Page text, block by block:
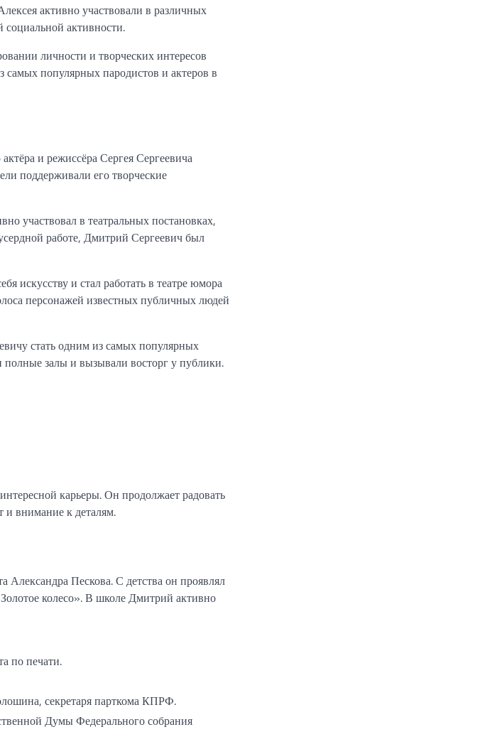
активно участвовали в различных
социальной активности.
личности и творческих интересов
популярных пародистов и актеров в
и режиссёра Сергея Сергеевича
поддерживали его творческие
участвовал в театральных постановках,
работе, Дмитрий Сергеевич был
искусству и стал работать в театре юмора
персонажей известных публичных людей
стать одним из самых популярных
залы и вызывали восторг у публики.
карьеры. Он продолжает радовать
внимание к деталям.
Пескова. С детства он проявлял
колесо». В школе Дмитрий активно
по печати.
секретаря парткома КПРФ.
Думы Федерального собрания